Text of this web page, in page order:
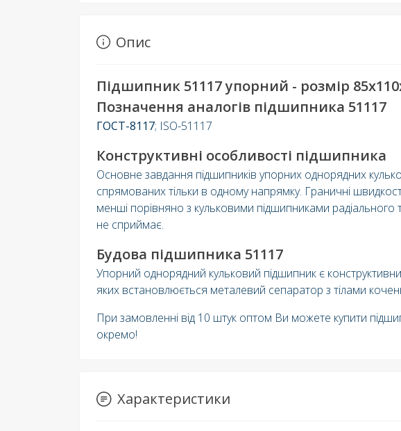
Опис
Підшипник 51117 упорний - розмір
Позначення аналогів підшипника 51117
ГОСТ-8117; ISO-51117
Конструктивні особливості підшипника
Основне завдання підшипників упорних однорядних
спрямованих тільки в одному напрямку. Граничні
менші порівняно з кульковими підшипниками
не сприймає.
Будова підшипника 51117
Упорний однорядний кульковий підшипник є
яких встановлюється металевий сепаратор з тілами
При замовленні від 10 штук оптом Ви можете купити
окремо!
Характеристики